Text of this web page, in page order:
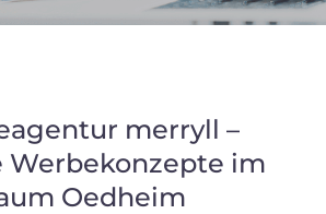
merryll –
Werbekonzepte im
Oedheim